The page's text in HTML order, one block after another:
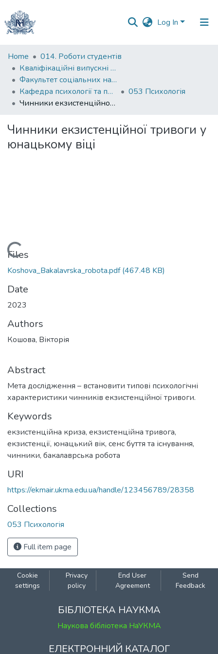
Log In
Communities
&
Collections
All of DSpace
Statistics
Home
014. Роботи студентів
Кваліфікаційні випускні роботи здобувачів вищої освіти бакалаврських програм
Факультет соціальних наук і соціальних технологій
Кафедра психології та педагогіки
053 Психологія
Чинники екзистенційної тривоги у юнацькому віці
Чинники екзистенційної тривоги у
юнацькому віці
Loading...
Files
Koshova_Bakalavrska_robota.pdf(467.48 KB)
Date
2023
Authors
Кошова, Вікторія
Abstract
Мета дослідження – встановити типові психологічні
характеристики чинників екзистенційної тривоги.
Keywords
екзистенційна криза, екзистенційна тривога,
екзистенції, юнацький вік, сенс буття та існування,
чинники, бакалаврська робота
URI
https://ekmair.ukma.edu.ua/handle/123456789/28358
Collections
053 Психологія
Full item page
Cookie
settings
Privacy
policy
End User
Agreement
Send
Feedback
БІБЛІОТЕКА НАУКМА
Наукова бібліотека НаУКМА
ЕЛЕКТРОННИЙ КАТАЛОГ